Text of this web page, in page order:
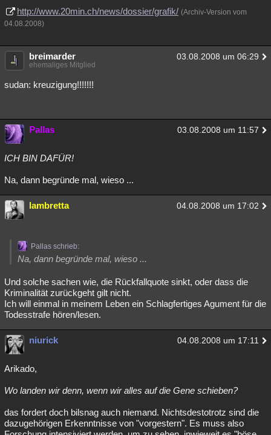
http://www.20min.ch/news/dossier/grafik/ (Archiv-Version vom
04.08.2008)
breimarder 03.08.2008 um 06:29
ehemaliges Mitglied
sudan: kreuzigung!!!!!!!
Pallas 03.08.2008 um 11:57
ICH BIN DAFÜR!
Na, dann begründe mal, wieso ...
lambretta 04.08.2008 um 17:02
Pallas schrieb:
Na, dann begründe mal, wieso ...
Und solche sachen wie, die Rückfallquote sinkt, oder dass die
Kriminalität zurückgeht gilt nicht.
Ich will einmal in meinem Leben ein Schlagfertiges Agument für die
Todesstrafe hören/lesen.
niurick 04.08.2008 um 17:11
Arikado,
Wo landen wir denn, wenn wir alles auf die Gene schieben?
das fordert doch bilsnag auch niemand. Nichtsdestotrotz sind die
dazugehörigen Erkenntnisse von "vorgestern". Es muss also